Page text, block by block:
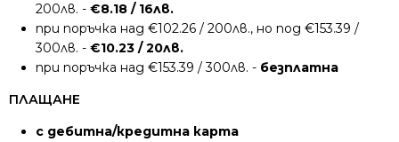
200лв. - €8.18 / 16лв.
при поръчка над €102.26 / 200лв., но под €153.39 /
300лв. - €10.23 / 20лв.
при поръчка над €153.39 / 300лв. - безплатна
ПЛАЩАНЕ
с дебитна/кредитна карта